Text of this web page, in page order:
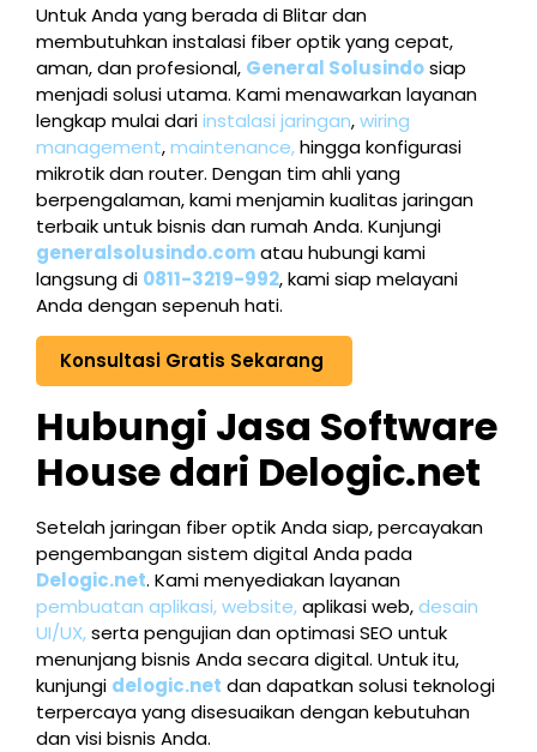
Untuk Anda yang berada di Blitar dan
membutuhkan instalasi fiber optik yang cepat,
aman, dan profesional, General Solusindosiap
menjadi solusi utama. Kami menawarkan layanan
lengkap mulai dariinstalasi jaringan,wiring
management,maintenance,hingga konfigurasi
mikrotik dan router. Dengan tim ahli yang
berpengalaman, kami menjamin kualitas jaringan
terbaik untuk bisnis dan rumah Anda. Kunjungi
generalsolusindo.comatau hubungi kami
langsung di 0811-3219-992, kami siap melayani
Anda dengan sepenuh hati.
Konsultasi Gratis Sekarang
Hubungi Jasa Software
House dari Delogic.net
Setelah jaringan fiber optik Anda siap, percayakan
pengembangan sistem digital Anda pada
Delogic.net. Kami menyediakan layanan
pembuatan aplikasi,website,aplikasi web,desain
UI/UX,serta pengujian dan optimasi SEO untuk
menunjang bisnis Anda secara digital. Untuk itu,
kunjungi delogic.net dan dapatkan solusi teknologi
terpercaya yang disesuaikan dengan kebutuhan
dan visi bisnis Anda.